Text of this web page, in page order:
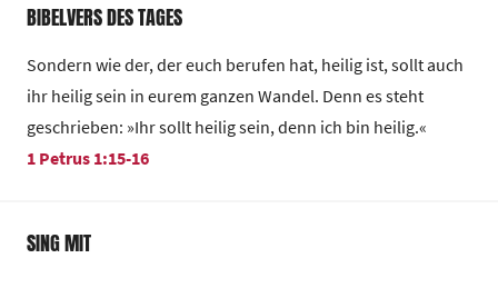
BIBELVERS DES TAGES
Sondern wie der, der euch berufen hat, heilig ist, sollt auch
ihr heilig sein in eurem ganzen Wandel. Denn es steht
geschrieben: »Ihr sollt heilig sein, denn ich bin heilig.«
1 Petrus 1:15-16
SING MIT